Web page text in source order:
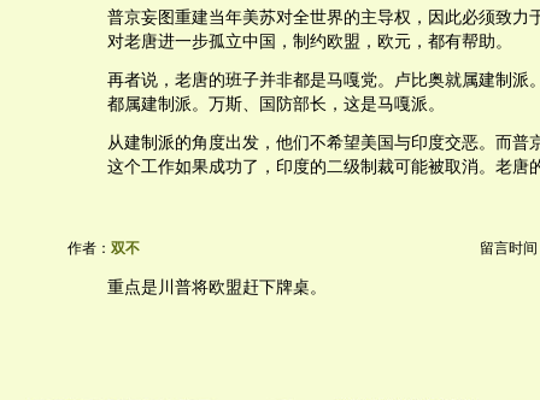
普京妄图重建当年美苏对全世界的主导权，因此必须致力
对老唐进一步孤立中国，制约欧盟，欧元，都有帮助。
再者说，老唐的班子并非都是马嘎党。卢比奥就属建制派
都属建制派。万斯、国防部长，这是马嘎派。
从建制派的角度出发，他们不希望美国与印度交恶。而普
这个工作如果成功了，印度的二级制裁可能被取消。老唐
作者： 双不 留言时间
重点是川普将欧盟赶下牌桌。